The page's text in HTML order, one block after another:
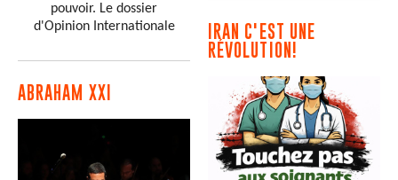
pouvoir. Le dossier
d'Opinion Internationale
ABRAHAM XXI
IRAN C'EST UNE
RÉVOLUTION!